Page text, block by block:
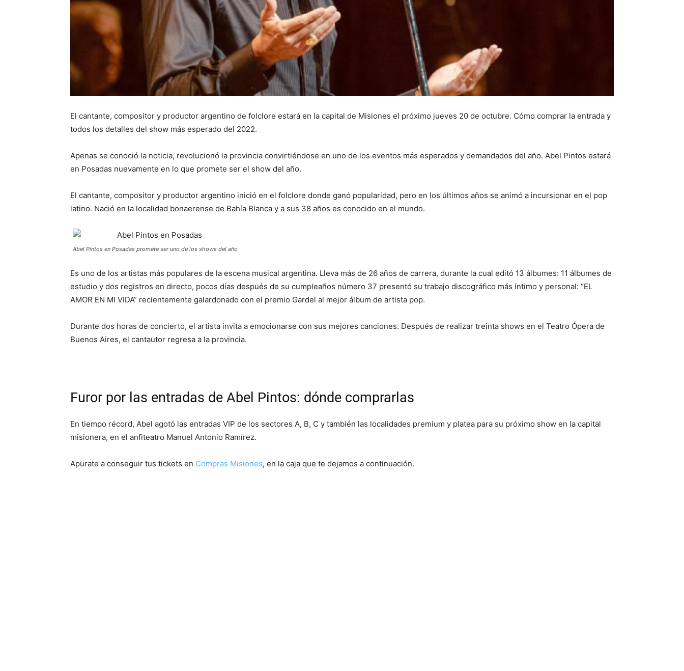
El cantante, compositor y productor argentino de folclore estará en la capital de Misiones el próximo jueves 20 de octubre. Cómo comprar la entrada y
todos los detalles del show más esperado del 2022.
Apenas se conoció la noticia, revolucionó la provincia convirtiéndose en uno de los eventos más esperados y demandados del año. Abel Pintos estará
en Posadas nuevamente en lo que promete ser el show del año.
El cantante, compositor y productor argentino inició en el folclore donde ganó popularidad, pero en los últimos años se animó a incursionar en el pop
latino. Nació en la localidad bonaerense de Bahía Blanca y a sus 38 años es conocido en el mundo.
Abel Pintos en Posadas promete ser uno de los shows del año
Es uno de los artistas más populares de la escena musical argentina. Lleva más de 26 años de carrera, durante la cual editó 13 álbumes: 11 álbumes de
estudio y dos registros en directo, pocos días después de su cumpleaños número 37 presentó su trabajo discográfico más íntimo y personal: “EL
AMOR EN MI VIDA” recientemente galardonado con el premio Gardel al mejor álbum de artista pop.
Durante dos horas de concierto, el artista invita a emocionarse con sus mejores canciones. Después de realizar treinta shows en el Teatro Ópera de
Buenos Aires, el cantautor regresa a la provincia.
Furor por las entradas de Abel Pintos: dónde comprarlas
En tiempo récord, Abel agotó las entradas VIP de los sectores A, B, C y también las localidades premium y platea para su próximo show en la capital
misionera, en el anfiteatro Manuel Antonio Ramírez.
Apurate a conseguir tus tickets en Compras Misiones, en la caja que te dejamos a continuación.